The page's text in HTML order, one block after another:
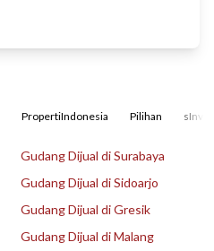
PropertiIndonesia Pilihan
Gudang Dijual di Surabaya
Gudang Dijual di Sidoarjo
Gudang Dijual di Gresik
Gudang Dijual di Malang